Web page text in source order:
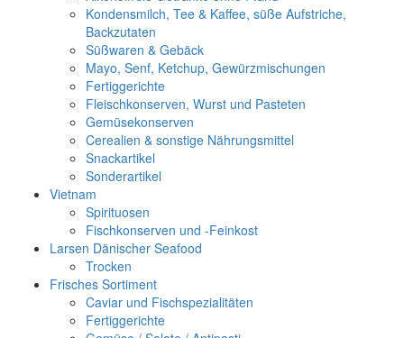
Kondensmilch, Tee & Kaffee, süße Aufstriche,
Backzutaten
Süßwaren & Gebäck
Mayo, Senf, Ketchup, Gewürzmischungen
Fertiggerichte
Fleischkonserven, Wurst und Pasteten
Gemüsekonserven
Cerealien & sonstige Nährungsmittel
Snackartikel
Sonderartikel
Vietnam
Spirituosen
Fischkonserven und -Feinkost
Larsen Dänischer Seafood
Trocken
Frisches Sortiment
Caviar und Fischspezialitäten
Fertiggerichte